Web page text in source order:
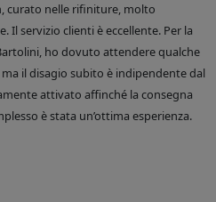
curato nelle rifiniture, molto
Il servizio clienti è eccellente. Per la
ho dovuto attendere qualche
il disagio subito è indipendente dal
attivato affinché la consegna
è stata un’ottima esperienza.